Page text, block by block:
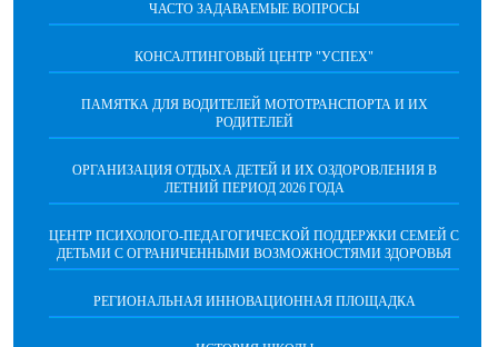
ЧАСТО ЗАДАВАЕМЫЕ ВОПРОСЫ
КОНСАЛТИНГОВЫЙ ЦЕНТР "УСПЕХ"
ПАМЯТКА ДЛЯ ВОДИТЕЛЕЙ МОТОТРАНСПОРТА И ИХ
РОДИТЕЛЕЙ
ОРГАНИЗАЦИЯ ОТДЫХА ДЕТЕЙ И ИХ ОЗДОРОВЛЕНИЯ В
ЛЕТНИЙ ПЕРИОД 2026 ГОДА
ЦЕНТР ПСИХОЛОГО-ПЕДАГОГИЧЕСКОЙ ПОДДЕРЖКИ СЕМЕЙ С
ДЕТЬМИ С ОГРАНИЧЕННЫМИ ВОЗМОЖНОСТЯМИ ЗДОРОВЬЯ
РЕГИОНАЛЬНАЯ ИННОВАЦИОННАЯ ПЛОЩАДКА